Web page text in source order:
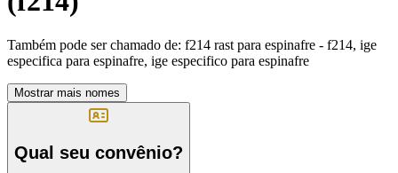
Também pode ser chamado de: f214 rast para espinafre - f214, ige
especifica para espinafre, ige especifico para espinafre
Mostrar mais nomes
Qual seu convênio?